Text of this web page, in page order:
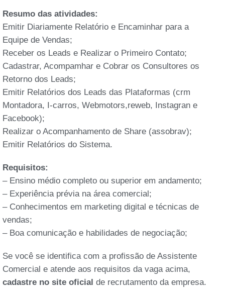
Resumo das atividades:
Emitir Diariamente Relatório e Encaminhar para a
Equipe de Vendas;
Receber os Leads e Realizar o Primeiro Contato;
Cadastrar, Acompamhar e Cobrar os Consultores os
Retorno dos Leads;
Emitir Relatórios dos Leads das Plataformas (crm
Montadora, I-carros, Webmotors,reweb, Instagran e
Facebook);
Realizar o Acompanhamento de Share (assobrav);
Emitir Relatórios do Sistema.
Requisitos:
– Ensino médio completo ou superior em andamento;
– Experiência prévia na área comercial;
– Conhecimentos em marketing digital e técnicas de
vendas;
– Boa comunicação e habilidades de negociação;
Se você se identifica com a profissão de Assistente
Comercial e atende aos requisitos da vaga acima,
cadastre no site oficial de recrutamento da empresa.